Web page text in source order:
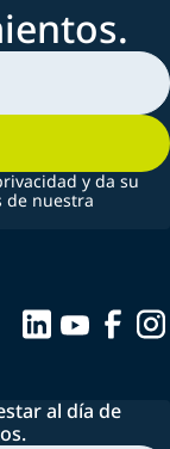
y da su
de nuestra
al día de